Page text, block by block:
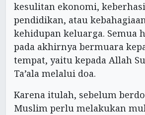
kesulitan ekonomi,
pendidikan, atau
kehidupan keluarga. Semua
pada akhirnya bermuara
tempat, yaitu kepada Allah
Ta’ala melalui doa.
Karena itulah, sebelum
Muslim perlu melakukan